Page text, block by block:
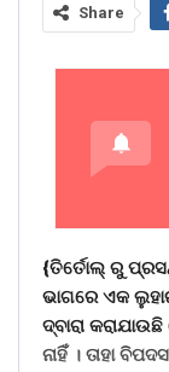
Share
{ତିର୍ତୋଲ୍ ରୁ
ଭାଗରେ ଏକ
ଦ୍ବାରା
ନାହିଁ । ତାହା